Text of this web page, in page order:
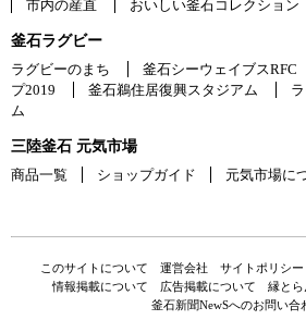
市内の産直
おいしい釜石コレクション
釜石ラグビー
ラグビーのまち
釜石シーウェイブスRFC
プ2019
釜石鵜住居復興スタジアム
ム
三陸釜石 元気市場
商品一覧
ショップガイド 元気市場に
このサイトについて 運営会社 サイトポリシー
情報掲載について
広告掲載について
縁と
釜石新聞NewSへのお問い合